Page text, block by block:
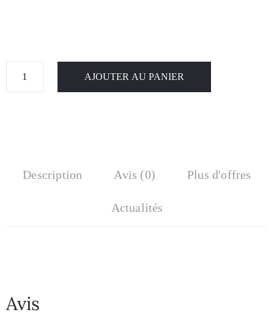
AJOUTER AU PANIER
Description Avis (0) Plus d'offres
Actualités
Avis